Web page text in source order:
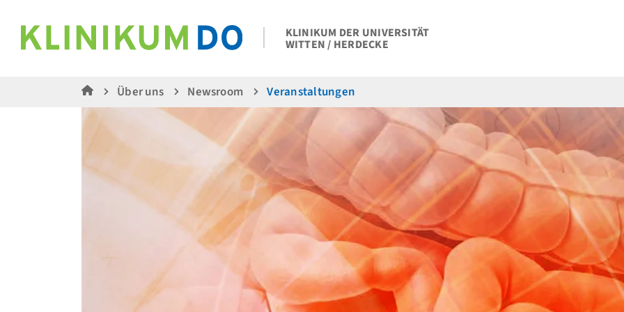
KLINIKUM DER UNIVERSITÄT
WITTEN / HERDECKE
Über uns Newsroom Veranstaltungen